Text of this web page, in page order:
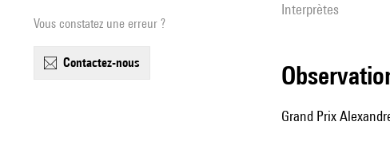
Vous constatez une erreur ?
contactez-nous
interprètes
Grand Prix